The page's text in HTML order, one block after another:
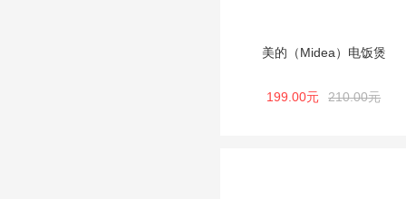
美的（Midea）电饭煲
199.00元 210.00元